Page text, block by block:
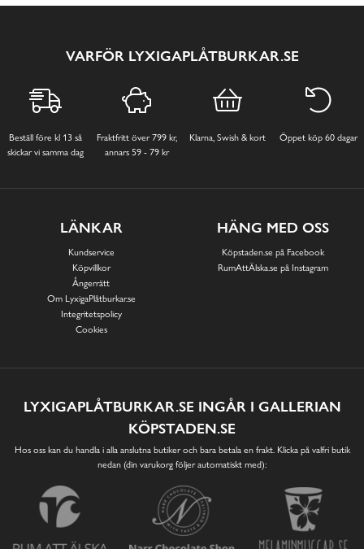
VARFÖR LYXIGAPLÅTBURKAR.SE
Beställ före kl 13 så
skickar vi samma dag
Fraktfritt över 799 kr,
annars 59 - 79 kr
Klarna, Swish & kort Öppet köp 60 dagar
LÄNKAR
Kundservice
Köpvillkor
Ångerrätt
Om LyxigaPlåtburkar.se
Integritetspolicy
Cookies
HÄNG MED OSS
Köpstaden.se på Facebook
RumAttÄlska.se på Instagram
LYXIGAPLÅTBURKAR.SE INGÅR I GALLERIAN
KÖPSTADEN.SE
Hos oss kan du handla i alla anslutna butiker och bara betala en frakt. Klicka på valfri butik
nedan (din varukorg följer automatiskt med):